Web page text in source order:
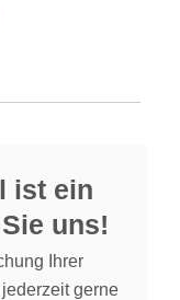
ist ein
uns!
Ihrer
gerne